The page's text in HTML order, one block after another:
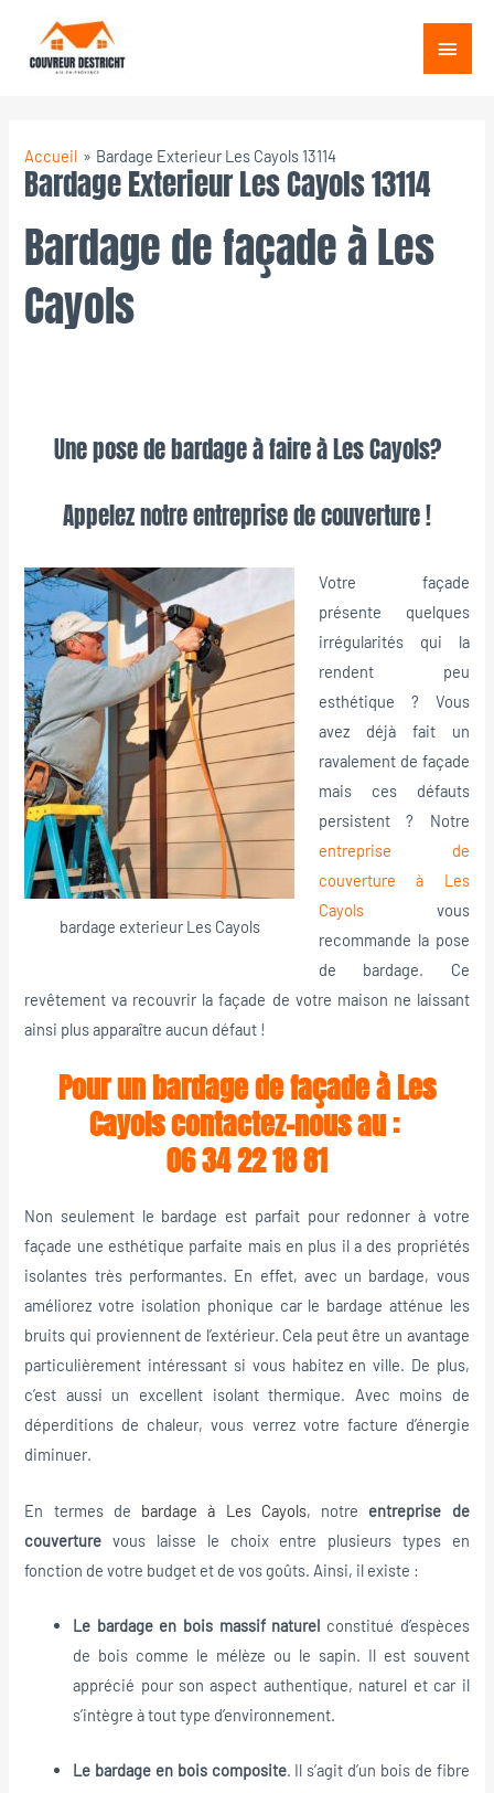
contenu
Menu
Accueil Bardage Exterieur Les Cayols 13114
Bardage Exterieur Les Cayols 13114
Bardage de façade à Les
Cayols
Une pose de bardage à faire à Les Cayols?
Appelez notre entreprise de couverture !
bardage exterieur Les Cayols
Votre façade
présente quelques
irrégularités qui la
rendent peu
esthétique ? Vous
avez déjà fait un
ravalement de façade
mais ces défauts
persistent ? Notre
entreprise de
couverture à Les
Cayols vous
recommande la pose
de bardage. Ce
revêtement va recouvrir la façade de votre maison ne laissant
ainsi plus apparaître aucun défaut !
Pour un bardage de façade à Les
Cayols contactez-nous au :
06 34 22 18 81
Non seulement le bardage est parfait pour redonner à votre
façade une esthétique parfaite mais en plus il a des propriétés
isolantes très performantes. En effet, avec un bardage, vous
améliorez votre isolation phonique car le bardage atténue les
bruits qui proviennent de l’extérieur. Cela peut être un avantage
particulièrement intéressant si vous habitez en ville. De plus,
c’est aussi un excellent isolant thermique. Avec moins de
déperditions de chaleur, vous verrez votre facture d’énergie
diminuer.
En termes de bardage à Les Cayols, notre entreprise de
couverture vous laisse le choix entre plusieurs types en
fonction de votre budget et de vos goûts. Ainsi, il existe :
Le bardage en bois massif naturel constitué d’espèces
de bois comme le mélèze ou le sapin. Il est souvent
apprécié pour son aspect authentique, naturel et car il
s’intègre à tout type d’environnement.
Le bardage en bois composite. Il s’agit d’un bois de fibre